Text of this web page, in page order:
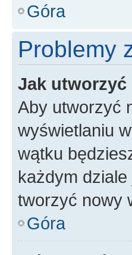
Góra
Problemy
Jak
Aby utworzyć
wyświetlaniu
wątku
każdym
tworzyć nowy
Góra